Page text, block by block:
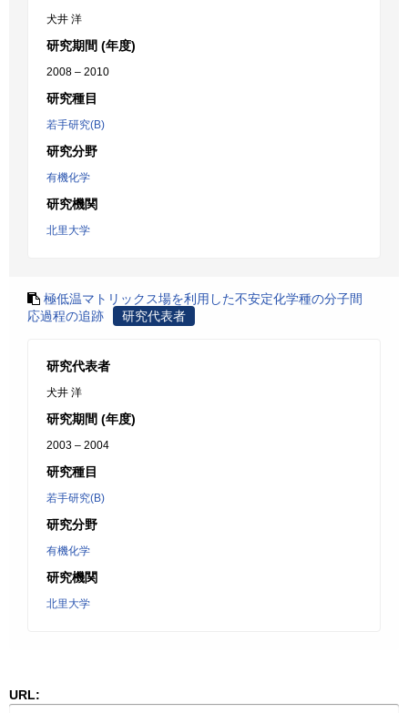
犬井 洋
研究期間 (年度)
2008 – 2010
研究種目
若手研究(B)
研究分野
有機化学
研究機関
北里大学
極低温マトリックス場を利用した不安定化学種の分子間
応過程の追跡
研究代表者
研究代表者
犬井 洋
研究期間 (年度)
2003 – 2004
研究種目
若手研究(B)
研究分野
有機化学
研究機関
北里大学
URL: